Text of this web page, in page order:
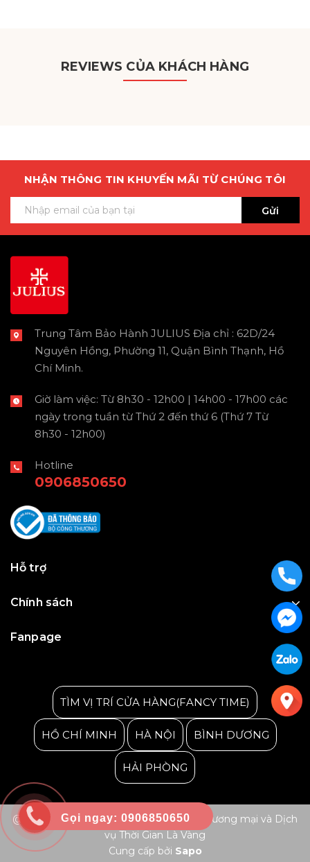
REVIEWS CỦA KHÁCH HÀNG
NHẬN THÔNG TIN KHUYẾN MÃI TỪ CHÚNG TÔI
Gửi
Trung Tâm Bảo Hành JULIUS Địa chỉ : 62D/24
Nguyên Hồng, Phường 11, Quận Bình Thạnh, Hồ
Chí Minh.
Giờ làm việc: Từ 8h30 - 12h00 | 14h00 - 17h00 các
ngày trong tuần từ Thứ 2 đến thứ 6 (Thứ 7 Từ
8h30 - 12h00)
Hotline
0906850650
Hỗ trợ
Chính sách
Fanpage
TÌM VỊ TRÍ CỬA HÀNG(FANCY TIME)
HỒ CHÍ MINH HÀ NỘI BÌNH DƯƠNG
HẢI PHÒNG
@ Bản quyền thuộc về Công ty TNHH Thương mại và Dịch
vụ Thời Gian Là Vàng
Cung cấp bởi Sapo
Gọi ngay: 0906850650